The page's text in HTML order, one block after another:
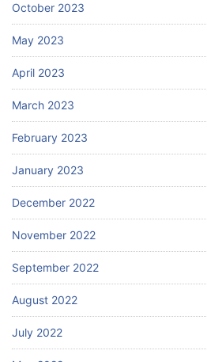
October 2023
May 2023
April 2023
March 2023
February 2023
January 2023
December 2022
November 2022
September 2022
August 2022
July 2022